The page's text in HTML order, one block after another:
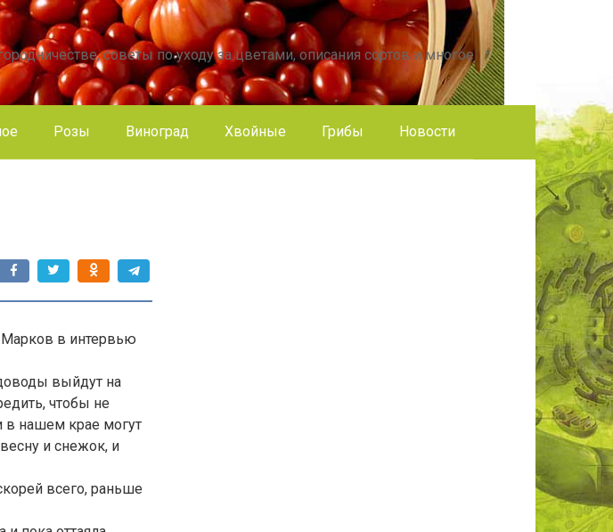
советы по уходу за цветами, описания сортов и многое
Розы Виноград Хвойные Грибы Новости
Марков в интервью
выйдут на
чтобы не
в нашем крае могут
и снежок, и
всего, раньше